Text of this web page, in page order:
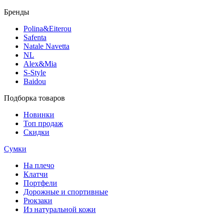
Бренды
Polina&Eiterou
Safenta
Natale Navetta
NL
Alex&Mia
S-Style
Baidou
Подборка товаров
Новинки
Топ продаж
Скидки
Сумки
На плечо
Клатчи
Портфели
Дорожные и спортивные
Рюкзаки
Из натуральной кожи